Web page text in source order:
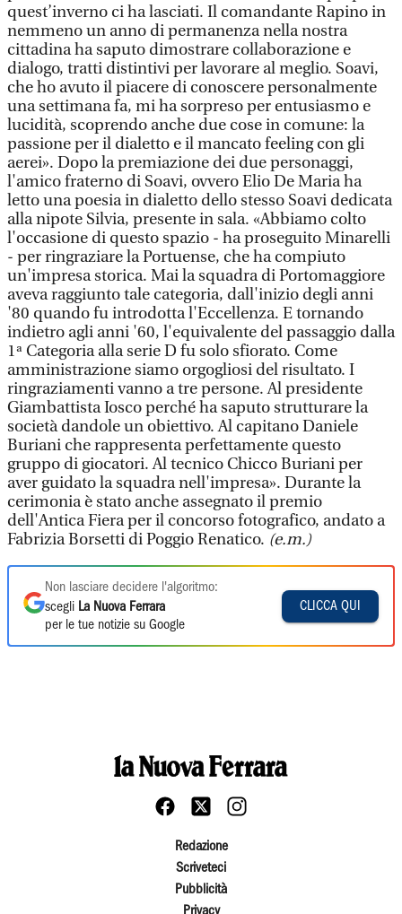
quest’inverno ci ha lasciati. Il comandante Rapino in
nemmeno un anno di permanenza nella nostra
cittadina ha saputo dimostrare collaborazione e
dialogo, tratti distintivi per lavorare al meglio. Soavi,
che ho avuto il piacere di conoscere personalmente
una settimana fa, mi ha sorpreso per entusiasmo e
lucidità, scoprendo anche due cose in comune: la
passione per il dialetto e il mancato feeling con gli
aerei». Dopo la premiazione dei due personaggi,
l'amico fraterno di Soavi, ovvero Elio De Maria ha
letto una poesia in dialetto dello stesso Soavi dedicata
alla nipote Silvia, presente in sala. «Abbiamo colto
l'occasione di questo spazio - ha proseguito Minarelli
- per ringraziare la Portuense, che ha compiuto
un'impresa storica. Mai la squadra di Portomaggiore
aveva raggiunto tale categoria, dall'inizio degli anni
'80 quando fu introdotta l'Eccellenza. E tornando
indietro agli anni '60, l'equivalente del passaggio dalla
1ª Categoria alla serie D fu solo sfiorato. Come
amministrazione siamo orgogliosi del risultato. I
ringraziamenti vanno a tre persone. Al presidente
Giambattista Iosco perché ha saputo strutturare la
società dandole un obiettivo. Al capitano Daniele
Buriani che rappresenta perfettamente questo
gruppo di giocatori. Al tecnico Chicco Buriani per
aver guidato la squadra nell'impresa». Durante la
cerimonia è stato anche assegnato il premio
dell'Antica Fiera per il concorso fotografico, andato a
Fabrizia Borsetti di Poggio Renatico. (e.m.)
Non lasciare decidere l'algoritmo:
scegli La Nuova Ferrara
per le tue notizie su Google
CLICCA QUI
Redazione
Scriveteci
Pubblicità
Privacy